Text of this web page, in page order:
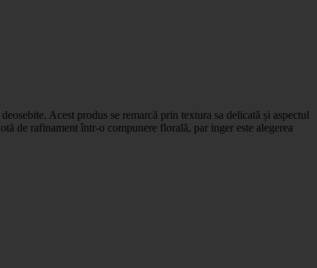
Acest produs se remarcă prin textura sa delicată și aspectul
de rafinament într-o compunere florală, par inger este alegerea